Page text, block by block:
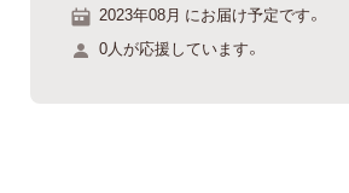
2023年08月 にお届け予定です。
0人が応援しています。